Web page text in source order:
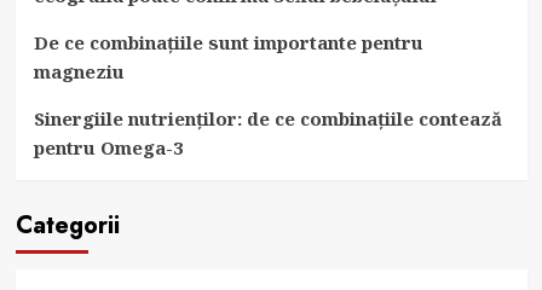
De ce combinațiile sunt importante pentru
magneziu
Sinergiile nutrienților: de ce combinațiile contează
pentru Omega-3
Categorii